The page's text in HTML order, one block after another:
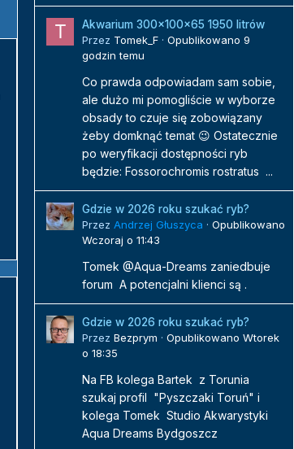
Akwarium 300x100x65 1950 litrów
Przez Tomek_F · Opublikowano 9
godzin temu
Co prawda odpowiadam sam sobie,
ale dużo mi pomogliście w wyborze
obsady to czuje się zobowiązany
żeby domknąć temat 😉 Ostatecznie
po weryfikacji dostępności ryb
będzie: Fossorochromis rostratus ...
Gdzie w 2026 roku szukać ryb?
Przez Andrzej Głuszyca · Opublikowano
Wczoraj o 11:43
Tomek @Aqua-Dreams zaniedbuje
forum A potencjalni klienci są .
Gdzie w 2026 roku szukać ryb?
Przez Bezprym · Opublikowano Wtorek
o 18:35
Na FB kolega Bartek z Torunia
szukaj profil "Pyszczaki Toruń" i
kolega Tomek Studio Akwarystyki
Aqua Dreams Bydgoszcz